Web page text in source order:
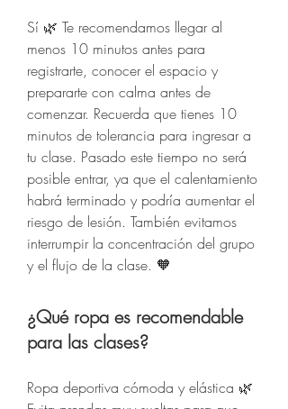
Sí 🌿 Te recomendamos llegar al
menos 10 minutos antes para
registrarte, conocer el espacio y
prepararte con calma antes de
comenzar. Recuerda que tienes 10
minutos de tolerancia para ingresar a
tu clase. Pasado este tiempo no será
posible entrar, ya que el calentamiento
habrá terminado y podría aumentar el
riesgo de lesión. También evitamos
interrumpir la concentración del grupo
y el flujo de la clase. 🧡
¿Qué ropa es recomendable
para las clases?
Ropa deportiva cómoda y elástica 🌿